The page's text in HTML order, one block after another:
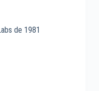
de 1981